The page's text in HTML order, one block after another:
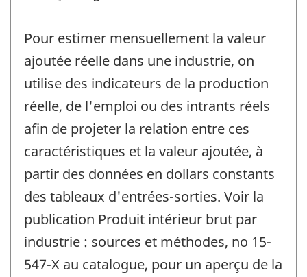
Pour estimer mensuellement la valeur
ajoutée réelle dans une industrie, on
utilise des indicateurs de la production
réelle, de l'emploi ou des intrants réels
afin de projeter la relation entre ces
caractéristiques et la valeur ajoutée, à
partir des données en dollars constants
des tableaux d'entrées-sorties. Voir la
publication Produit intérieur brut par
industrie : sources et méthodes, no 15-
547-X au catalogue, pour un aperçu de la